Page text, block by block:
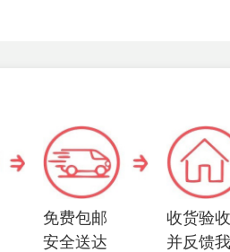
免费包邮
安全送达
收货验
并反馈